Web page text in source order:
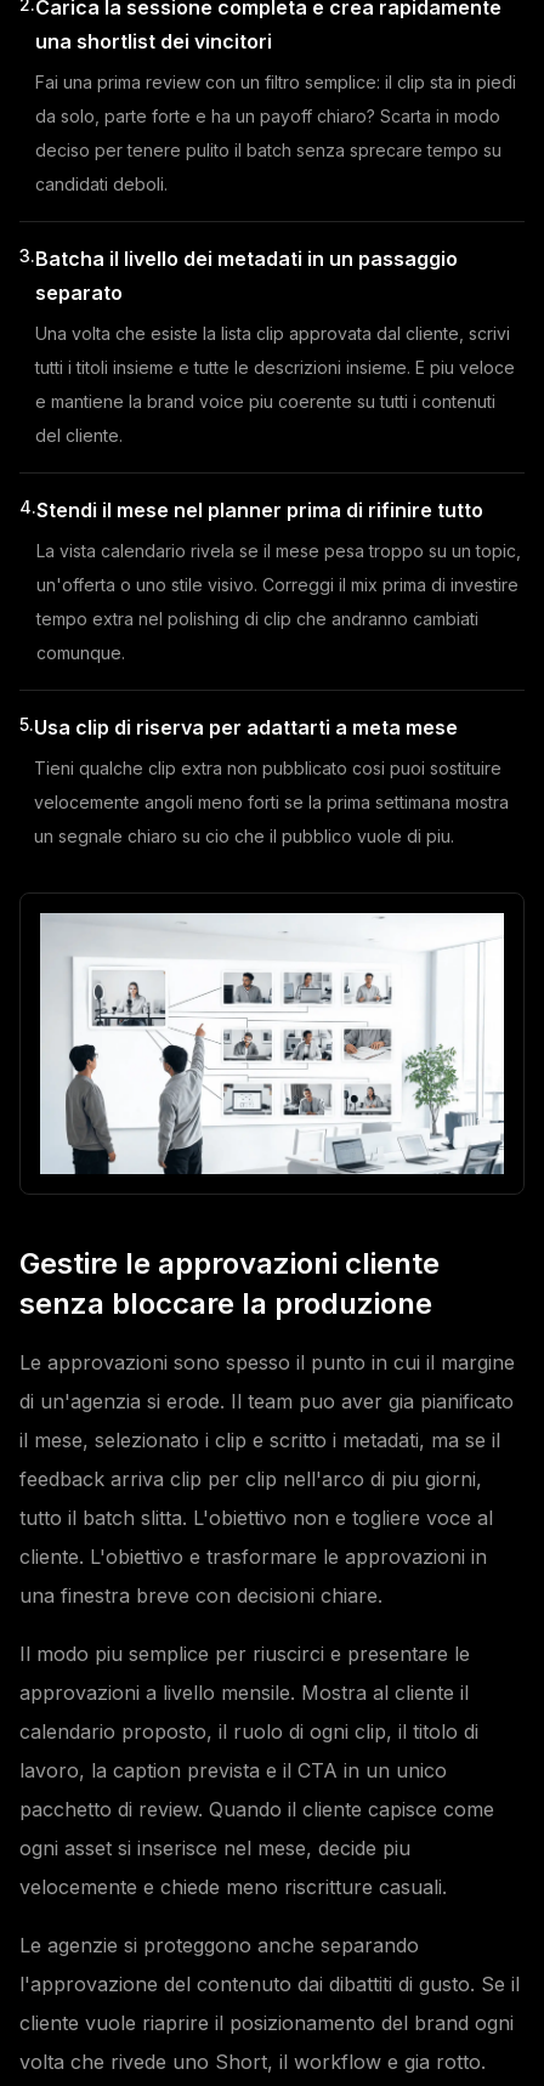
2.Carica la sessione completa e crea rapidamente
una shortlist dei vincitori
Fai una prima review con un filtro semplice: il clip sta in piedi
da solo, parte forte e ha un payoff chiaro? Scarta in modo
deciso per tenere pulito il batch senza sprecare tempo su
candidati deboli.
3.Batcha il livello dei metadati in un passaggio
separato
Una volta che esiste la lista clip approvata dal cliente, scrivi
tutti i titoli insieme e tutte le descrizioni insieme. E piu veloce
e mantiene la brand voice piu coerente su tutti i contenuti
del cliente.
4.Stendi il mese nel planner prima di rifinire tutto
La vista calendario rivela se il mese pesa troppo su un topic,
un'offerta o uno stile visivo. Correggi il mix prima di investire
tempo extra nel polishing di clip che andranno cambiati
comunque.
5.Usa clip di riserva per adattarti a meta mese
Tieni qualche clip extra non pubblicato cosi puoi sostituire
velocemente angoli meno forti se la prima settimana mostra
un segnale chiaro su cio che il pubblico vuole di piu.
Gestire le approvazioni cliente
senza bloccare la produzione
Le approvazioni sono spesso il punto in cui il margine
di un'agenzia si erode. Il team puo aver gia pianificato
il mese, selezionato i clip e scritto i metadati, ma se il
feedback arriva clip per clip nell'arco di piu giorni,
tutto il batch slitta. L'obiettivo non e togliere voce al
cliente. L'obiettivo e trasformare le approvazioni in
una finestra breve con decisioni chiare.
Il modo piu semplice per riuscirci e presentare le
approvazioni a livello mensile. Mostra al cliente il
calendario proposto, il ruolo di ogni clip, il titolo di
lavoro, la caption prevista e il CTA in un unico
pacchetto di review. Quando il cliente capisce come
ogni asset si inserisce nel mese, decide piu
velocemente e chiede meno riscritture casuali.
Le agenzie si proteggono anche separando
l'approvazione del contenuto dai dibattiti di gusto. Se il
cliente vuole riaprire il posizionamento del brand ogni
volta che rivede uno Short, il workflow e gia rotto.